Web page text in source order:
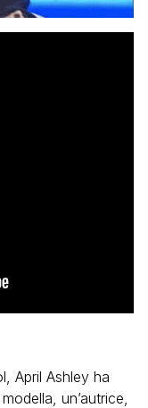
April Ashley ha
un’autrice,